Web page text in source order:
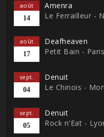
août
14
Amenra
Le Ferrailleur -
août
17
Deafheaven
Petit Bain -
sept.
04
Denuit
Le Chinois -
sept.
05
Denuit
Rock n'Eat -